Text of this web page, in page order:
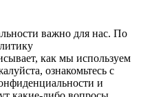
важно для нас. По
как мы используем
ознакомьтесь с
и